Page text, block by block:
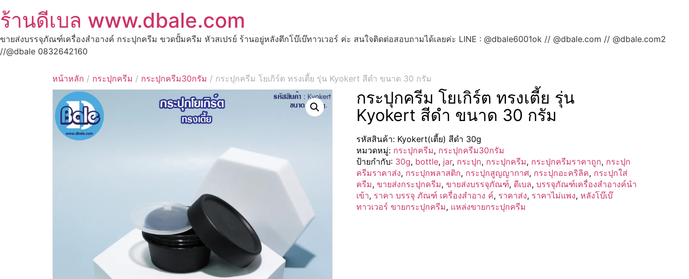
ร้านดีเบล www.dbale.com
ขายส่งบรรจุภัณฑ์เครื่องสำอางค์ กระปุกครีม ขวดปั้มครีม หัวสเปรย์ ร้านอยู่หลังตึกโบ๊เบ๊ทาวเวอร์ ค่ะ สนใจติดต่อสอบถามได้เลยค่ะ LINE : @dbale6001ok // @dbale.com // @dbale.com2
//@dbale 0832642160
หน้าหลัก / กระปุกครีม / กระปุกครีม30กรัม / กระปุกครีม โยเกิร์ต ทรงเตี้ย รุ่น Kyokert สีดำ ขนาด 30 กรัม
กระปุกครีม โยเกิร์ต ทรงเตี้ย รุ่น
Kyokert สีดำ ขนาด 30 กรัม
รหัสสินค้า: Kyokert(เตี้ย) สีดำ 30g
หมวดหมู่: กระปุกครีม, กระปุกครีม30กรัม
ป้ายกำกับ: 30g, bottle, jar, กระปุก, กระปุกครีม, กระปุกครีมราคาถูก, กระปุก
ครีมราคาส่ง, กระปุกพลาสติก, กระปุกสูญญากาศ, กระปุกอะคริลิค, กระปุกใส่
ครีม, ขายส่งกระปุกครีม, ขายส่งบรรจุภัณฑ์, ดีเบล, บรรจุภัณฑ์เครื่องสำอางค์นำ
เข้า, ราคา บรรจุ ภัณฑ์ เครื่องสำอาง ค์, ราคาส่ง, ราคาไม่แพง, หลังโบ๊เบ๊
ทาวเวอร์ ขายกระปุกครีม, แหล่งขายกระปุกครีม